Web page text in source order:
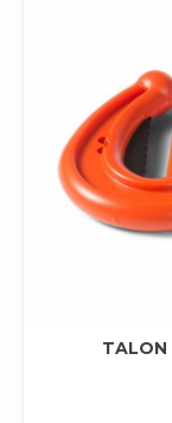
TALON